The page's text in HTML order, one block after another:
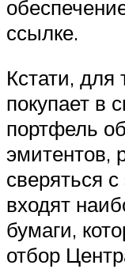
ссылке.
Кстати, для
покупает в
портфель
эмитентов,
сверяться
входят
бумаги,
отбор